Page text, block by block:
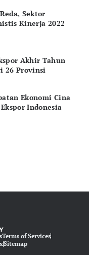
Sektor
Kinerja 2022
Akhir Tahun
26 Provinsi
Ekonomi Cina
Indonesia
Terms of Services
Sitemap